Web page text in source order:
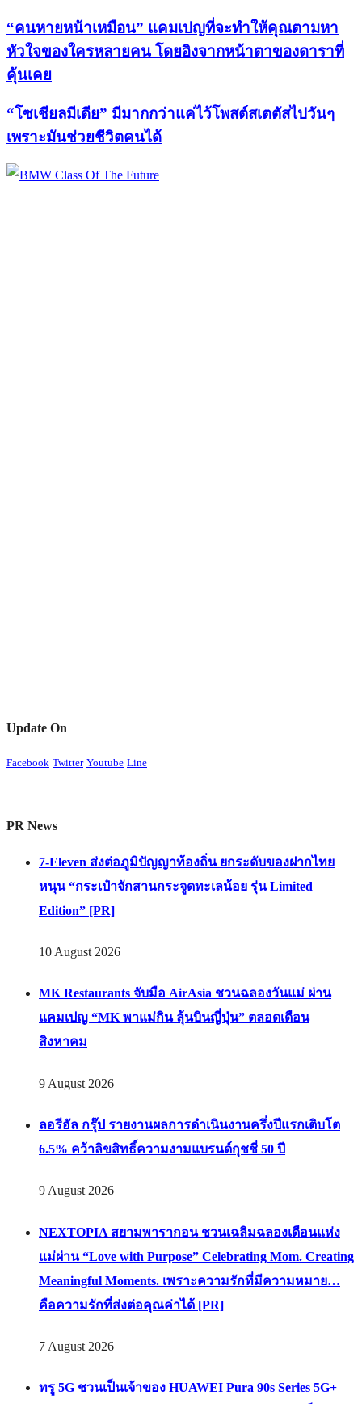
“คนหายหน้าเหมือน” แคมเปญที่จะทำให้คุณตามหา
หัวใจของใครหลายคน โดยอิงจากหน้าตาของดาราที่
คุ้นเคย
“โซเชียลมีเดีย” มีมากกว่าแค่ไว้โพสต์สเตตัสไปวันๆ
เพราะมันช่วยชีวิตคนได้
Update On
Facebook Twitter Youtube Line
PR News
7-Eleven ส่งต่อภูมิปัญญาท้องถิ่น ยกระดับของฝากไทย
หนุน “กระเป๋าจักสานกระจูดทะเลน้อย รุ่น Limited
Edition” [PR]
10 August 2026
MK Restaurants จับมือ AirAsia ชวนฉลองวันแม่ ผ่าน
แคมเปญ “MK พาแม่กิน ลุ้นบินญี่ปุ่น” ตลอดเดือน
สิงหาคม
9 August 2026
ลอรีอัล กรุ๊ป รายงานผลการดำเนินงานครึ่งปีแรกเติบโต
6.5% คว้าลิขสิทธิ์ความงามแบรนด์กุชชี่ 50 ปี
9 August 2026
NEXTOPIA สยามพารากอน ชวนเฉลิมฉลองเดือนแห่ง
แม่ผ่าน “Love with Purpose” Celebrating Mom. Creating
Meaningful Moments. เพราะความรักที่มีความหมาย…
คือความรักที่ส่งต่อคุณค่าได้ [PR]
7 August 2026
ทรู 5G ชวนเป็นเจ้าของ HUAWEI Pura 90s Series 5G+